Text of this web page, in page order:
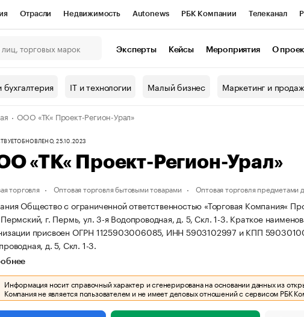
Отрасли Недвижимость Autonews РБК Компании Телеканал
Проверка контрагентов
валюты
Эксперты Кейсы Мероприятия О
IT и технологии Малый бизнес Маркетинг и
ООО «ТК« Проект-Регион-Урал»
ОБНОВЛЕНО, 25.10.2023
«ТК« Проект-Регион-Урал»
торговля Оптовая торговля бытовыми товарами Оптовая торговля предметами
Общество с ограниченной ответственностью «Торговая Компания«
г. Пермь, ул. 3-я Водопроводная, д. 5, Скл. 1-3. Краткое
присвоен ОГРН 1125903006085, ИНН 5903102997 и КПП
д. 5, Скл. 1-3.
Информация носит справочный характер и сгенерирована на основании данных из
Компания не является пользователем и не имеет деловых отношений с сервисом РБК